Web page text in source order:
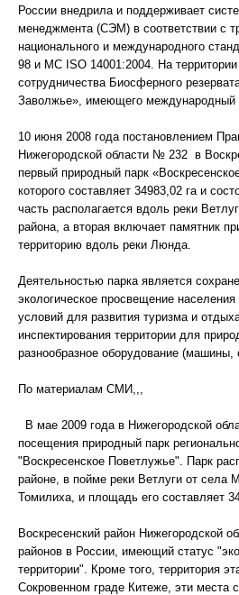
России внедрила и поддерживает
менеджмента (СЭМ) в соответствии с
национального и международного
98 и МС ISO 14001:2004. На территории
сотрудничества Биосферного
Заволжье», имеющего
10 июня 2008 года постановлением
Нижегородской области № 232 в
первый природный парк
которого составляет 34983,02 га и
часть располагается вдоль реки
района, а вторая включает памятник
территорию вдоль реки Люнда.
Деятельностью парка является
экологическое просвещение
условий для развития туризма и
инспектирования территории для
разнообразное оборудование (машины,
По материалам СМИ,,,
В мае 2009 года в Нижегородской
посещения природный парк
"Воскресенское Поветлужье". Парк
районе, в пойме реки Ветлуги от села
Томилиха, и площадь его составляет
Воскресенский район Нижегородской
районов в России, имеющий статус
территории". Кроме того, территория
Сокровенном граде Китеже, эти места